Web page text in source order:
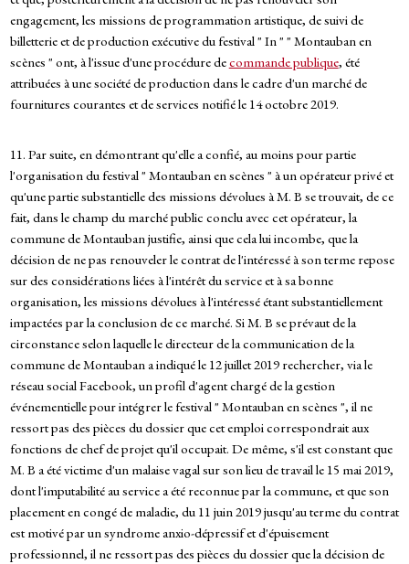
engagement, les missions de programmation artistique, de suivi de
billetterie et de production exécutive du festival " In " " Montauban en
scènes " ont, à l'issue d'une procédure decommande publique, été
attribuées à une société de production dans le cadre d'un marché de
fournitures courantes et de services notifié le 14 octobre 2019.
11. Par suite, en démontrant qu'elle a confié, au moins pour partie
l'organisation du festival " Montauban en scènes " à un opérateur privé et
qu'une partie substantielle des missions dévolues à M. B se trouvait, de ce
fait, dans le champ du marché public conclu avec cet opérateur, la
commune de Montauban justifie, ainsi que cela lui incombe, que la
décision de ne pas renouveler le contrat de l'intéressé à son terme repose
sur des considérations liées à l'intérêt du service et à sa bonne
organisation, les missions dévolues à l'intéressé étant substantiellement
impactées par la conclusion de ce marché. Si M. B se prévaut de la
circonstance selon laquelle le directeur de la communication de la
commune de Montauban a indiqué le 12 juillet 2019 rechercher, via le
réseau social Facebook, un profil d'agent chargé de la gestion
événementielle pour intégrer le festival " Montauban en scènes ", il ne
ressort pas des pièces du dossier que cet emploi correspondrait aux
fonctions de chef de projet qu'il occupait. De même, s'il est constant que
M. B a été victime d'un malaise vagal sur son lieu de travail le 15 mai 2019,
dont l'imputabilité au service a été reconnue par la commune, et que son
placement en congé de maladie, du 11 juin 2019 jusqu'au terme du contrat
est motivé par un syndrome anxio-dépressif et d'épuisement
professionnel, il ne ressort pas des pièces du dossier que la décision de